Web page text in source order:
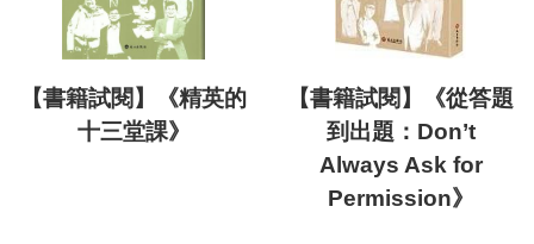
【書籍試閱】《精英的
十三堂課》
【書籍試閱】《從答題
到出題：Don’t
Always Ask for
Permission》